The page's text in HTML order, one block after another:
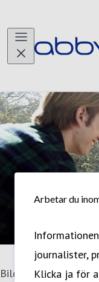
Arbetar du
journalister,
Klicka ja för
Bild 7 Juni 2021